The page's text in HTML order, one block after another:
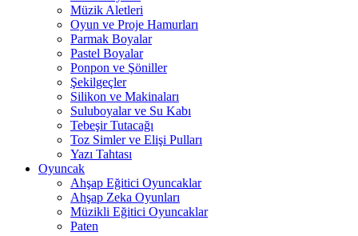
Müzik Aletleri
Oyun ve Proje Hamurları
Parmak Boyalar
Pastel Boyalar
Ponpon ve Şöniller
Şekilgeçler
Silikon ve Makinaları
Suluboyalar ve Su Kabı
Tebeşir Tutacağı
Toz Simler ve Elişi Pulları
Yazı Tahtası
Oyuncak
Ahşap Eğitici Oyuncaklar
Ahşap Zeka Oyunları
Müzikli Eğitici Oyuncaklar
Paten